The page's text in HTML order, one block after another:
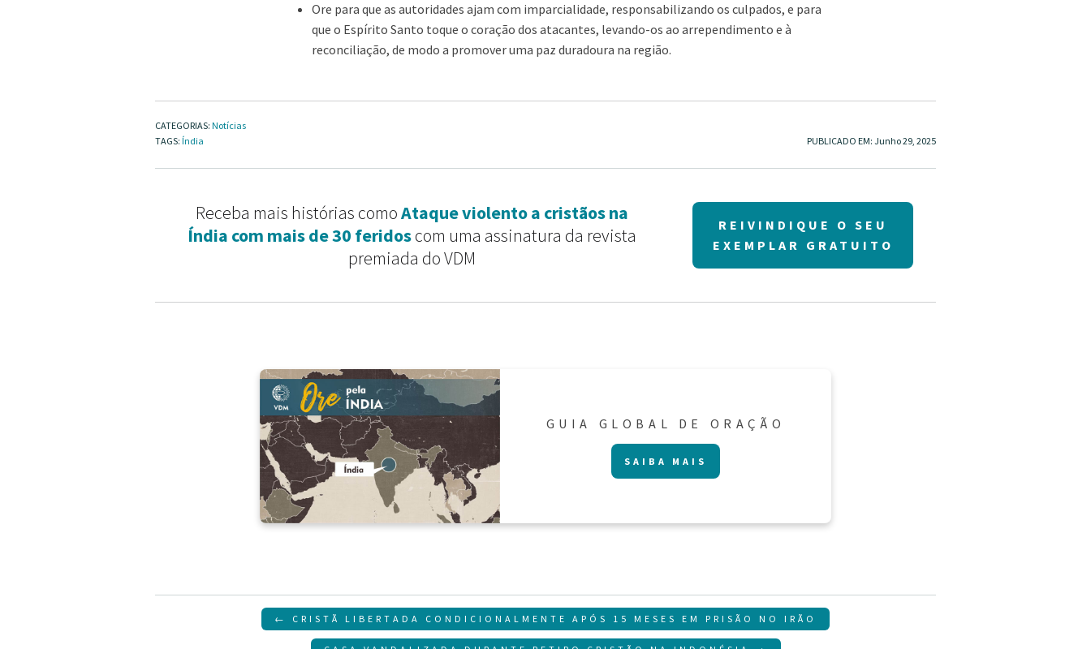
Ore para que as autoridades ajam com imparcialidade, responsabilizando os culpados, e para
que o Espírito Santo toque o coração dos atacantes, levando-os ao arrependimento e à
reconciliação, de modo a promover uma paz duradoura na região.
CATEGORIAS: Notícias
TAGS: Índia PUBLICADO EM: Junho 29, 2025
Receba mais histórias comoAtaque violento a cristãos na
Índia com mais de 30 feridoscom uma assinatura da revista
premiada do VDM
REIVINDIQUE O SEU
EXEMPLAR GRATUITO
GUIA GLOBAL DE ORAÇÃO
SAIBA MAIS
← CRISTÃ LIBERTADA CONDICIONALMENTE APÓS 15 MESES EM PRISÃO NO IRÃO